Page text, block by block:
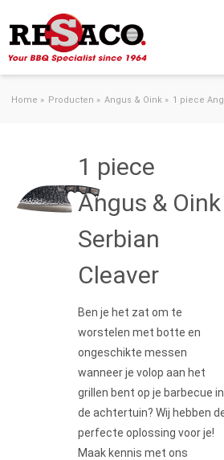
Home » Producten » Angus & Oink » 1 piece
1 piece
Angus & Oink
Serbian
Cleaver
Ben je het zat om te
worstelen met botte en
ongeschikte messen
wanneer je volop aan het
grillen bent op je barbecue in
de achtertuin? Wij hebben
perfecte oplossing voor je!
Maak kennis met ons